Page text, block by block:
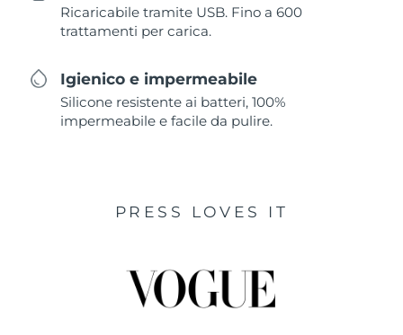
Ricaricabile tramite USB. Fino a 600
trattamenti per carica.
Igienico e impermeabile
Silicone resistente ai batteri, 100%
impermeabile e facile da pulire.
PRESS LOVES IT